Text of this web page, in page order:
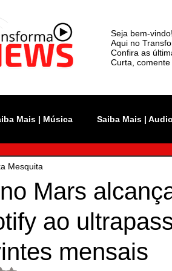
Seja bem-vindo!
Aqui no
Confira as
Curta,
Mais | Música Saiba Mais |
In Rio
The Town Lollapalooza
Mars
ao
mensais
Mesquita